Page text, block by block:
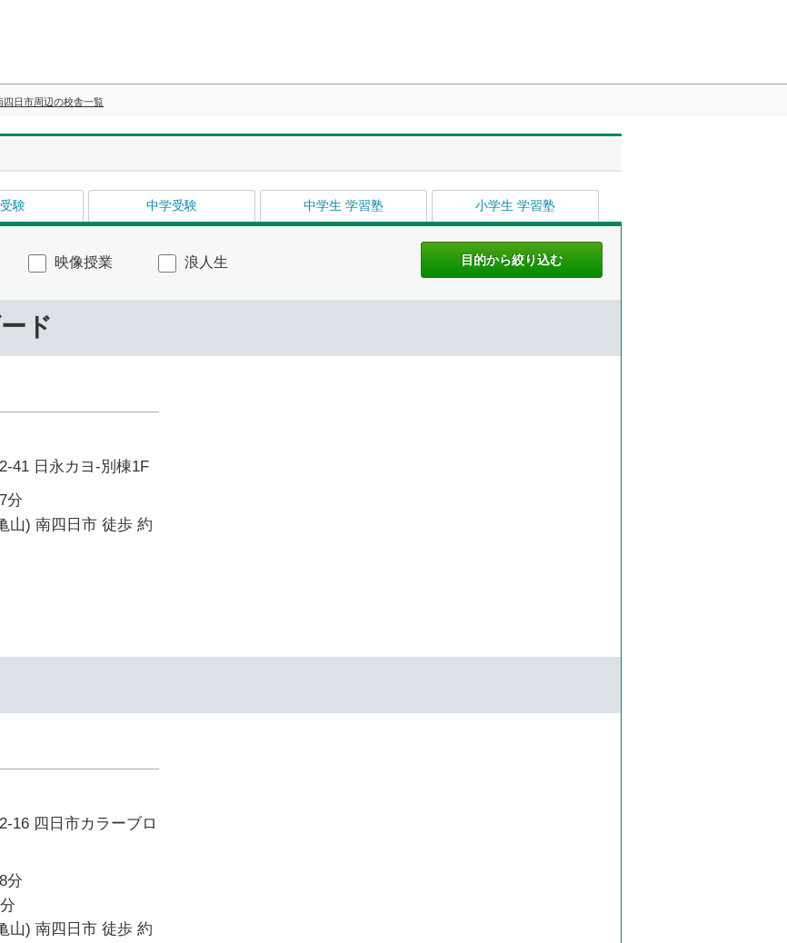
四日市周辺の校舎一覧
験 中学受験 中学生 学習塾 小学生 学習塾
映像授業 浪人生
ド
41 日永カヨ-別棟1F
分
山) 南四日市 徒歩 約
16 四日市カラーブロ
分
山) 南四日市 徒歩 約